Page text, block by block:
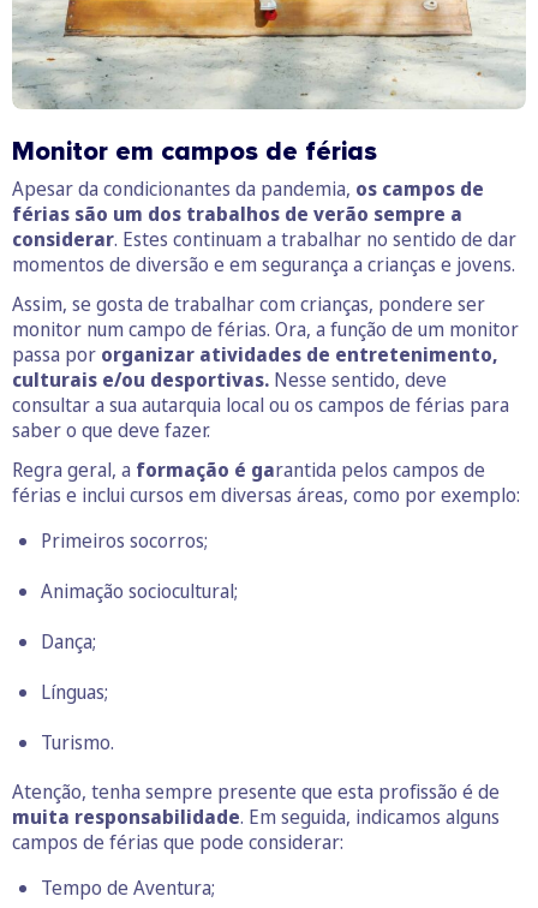
Monitor em campos de férias
Apesar da condicionantes da pandemia, os campos de
férias são um dos trabalhos de verão sempre a
considerar. Estes continuam a trabalhar no sentido de dar
momentos de diversão e em segurança a crianças e jovens.
Assim, se gosta de trabalhar com crianças, pondere ser
monitor num campo de férias. Ora, a função de um monitor
passa por organizar atividades de entretenimento,
culturais e/ou desportivas. Nesse sentido, deve
consultar a sua autarquia local ou os campos de férias para
saber o que deve fazer.
Regra geral, a formação é garantida pelos campos de
férias e inclui cursos em diversas áreas, como por exemplo:
Primeiros socorros;
Animação sociocultural;
Dança;
Línguas;
Turismo.
Atenção, tenha sempre presente que esta profissão é de
muita responsabilidade. Em seguida, indicamos alguns
campos de férias que pode considerar:
Tempo de Aventura;